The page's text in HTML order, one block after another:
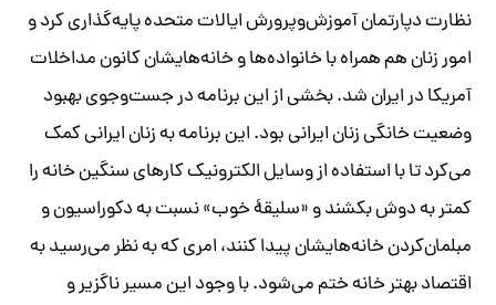
نظارت دپارتمان آموزش‌و‌پرورش ایالات متحده پایه‌گذاری کرد و
امور زنان هم همراه با خانواده‌ها و خانه‌هایشان کانون مداخلات
آمریکا در ایران شد. بخشی از این برنامه در جست‌و‌جوی بهبود
وضعیت خانگی زنان ایرانی بود. این برنامه به زنان ایرانی کمک
می‌کرد تا با استفاده از وسایل الکترونیک کارهای سنگین خانه را
کمتر به دوش بکشند و «سلیقۀ خوب» نسبت به دکوراسیون و
مبلمان‌کردن خانه‌هایشان پیدا کنند، امری که به نظر می‌رسید به
اقتصاد بهتر خانه ختم می‌شود. با وجود این مسیر ناگزیر و